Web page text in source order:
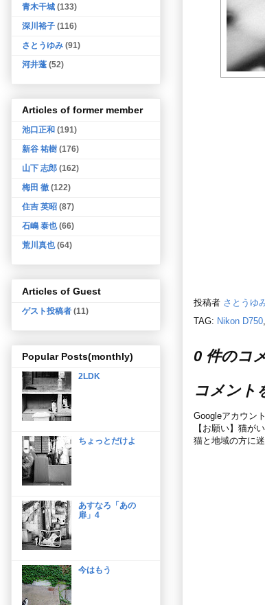
投稿者 さとうゆ
TAG: Nikon D750,
0 件のコ
コメント
Googleアカウン
【お願い】猫が
猫と地域の方に
青木干城 (133)
深川裕子 (116)
さとうゆみ (91)
河井蓬 (52)
Articles of former member
池口正和 (191)
新谷 祐樹 (176)
山下 志郎 (162)
梅田 徹 (122)
住吉 英昭 (87)
石嶋 泰也 (66)
荒川真也 (64)
Articles of Guest
ゲスト投稿者 (11)
Popular Posts(monthly)
2LDK
ちょっとだけよ
あすなろ「あの
扉」4
今はもう